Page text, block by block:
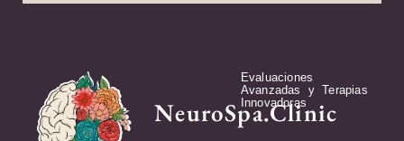
NeuroSpa.Clinic
Evaluaciones
Avanzadas y Terapias
Innovadoras